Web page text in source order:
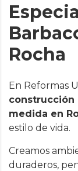
Rocha
En Reformas
construcción
medida en
estilo de vida.
Creamos
duraderos,